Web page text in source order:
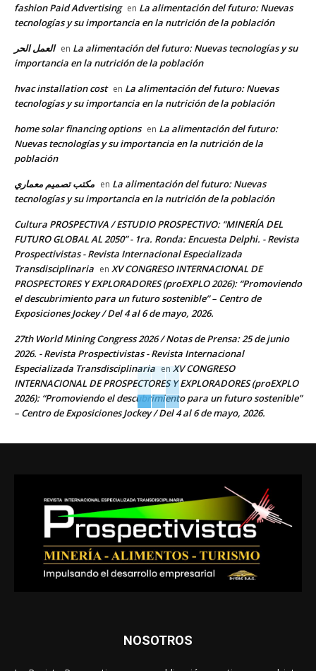
fashion Paid Advertising en La alimentación del futuro: Nuevas
tecnologías y su importancia en la nutrición de la población
العمل الحر en La alimentación del futuro: Nuevas tecnologías y su
importancia en la nutrición de la población
hvac installation cost en La alimentación del futuro: Nuevas
tecnologías y su importancia en la nutrición de la población
home solar financing options en La alimentación del futuro:
Nuevas tecnologías y su importancia en la nutrición de la
población
مكتب تصميم معماري en La alimentación del futuro: Nuevas
tecnologías y su importancia en la nutrición de la población
Cultura PROSPECTIVA / ESTUDIO PROSPECTIVO: “MINERÍA DEL
FUTURO GLOBAL AL 2050” - 1ra. Ronda: Encuesta Delphi. - Revista
Prospectivistas - Revista Internacional Especializada
Transdisciplinaria en XV CONGRESO INTERNACIONAL DE
PROSPECTORES Y EXPLORADORES (proEXPLO 2026): “Promoviendo
el descubrimiento para un futuro sostenible” – Centro de
Exposiciones Jockey / Del 4 al 6 de mayo, 2026.
27th World Mining Congress 2026 / Notas de Prensa: 25 de junio
2026. - Revista Prospectivistas - Revista Internacional
Especializada Transdisciplinaria enXV CONGRESO
INTERNACIONAL DE PROSPECTORES Y EXPLORADORES (proEXPLO
2026): “Promoviendo el descubrimiento para un futuro sostenible”
– Centro de Exposiciones Jockey / Del 4 al 6 de mayo, 2026.
NOSOTROS